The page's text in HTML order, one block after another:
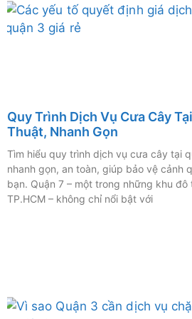
Quy Trình Dịch Vụ Cưa Cây
Thuật, Nhanh Gọn
Tìm hiểu quy trình dịch vụ cưa cây tại
nhanh gọn, an toàn, giúp bảo vệ cảnh
bạn. Quận 7 – một trong những khu
TP.HCM – không chỉ nổi bật với